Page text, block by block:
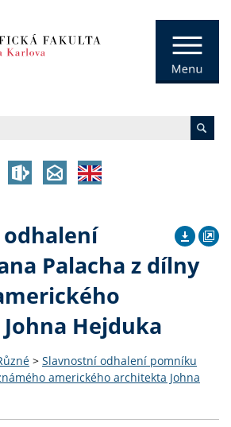
Palacha z dílny
Hejduka
> Slavnostní odhalení pomníku
amerického architekta Johna